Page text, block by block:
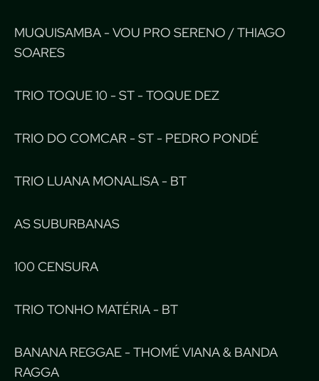
MUQUISAMBA - VOU PRO SERENO / THIAGO
SOARES
TRIO TOQUE 10 - ST - TOQUE DEZ
TRIO DO COMCAR - ST - PEDRO PONDÉ
TRIO LUANA MONALISA - BT
AS SUBURBANAS
100 CENSURA
TRIO TONHO MATÉRIA - BT
BANANA REGGAE - THOMÉ VIANA & BANDA
RAGGA